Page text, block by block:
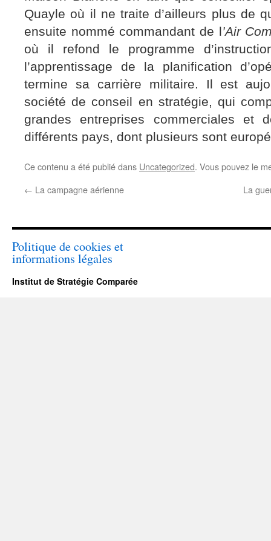
Quayle où il ne traite d’ailleurs plus de
ensuite nommé commandant de l’Air
où il refond le programme
l’apprentissage de la planification
termine sa carrière militaire. Il est
société de conseil en stratégie, qui
grandes entreprises commerciales et
différents pays, dont plusieurs sont
Ce contenu a été publié dans Uncategorized. Vous pouvez le
← La campagne aérienne La
Politique de cookies et
informations légales
Institut de Stratégie Comparée